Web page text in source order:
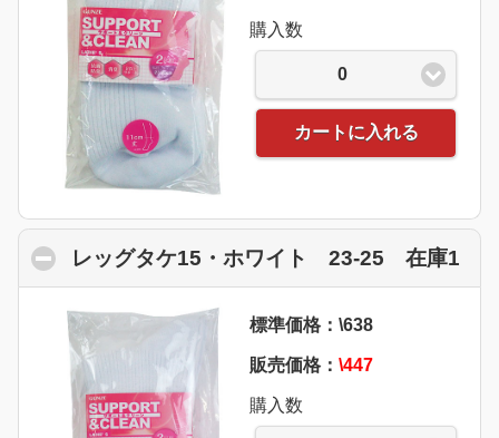
購入数
0
カートに入れる
レッグタケ15・ホワイト 23-25 在庫1
標準価格：\638
販売価格： \447
購入数